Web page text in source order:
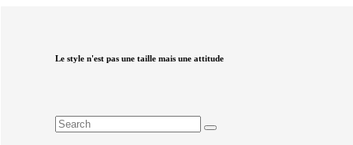
Le style n'est pas une taille mais une attitude